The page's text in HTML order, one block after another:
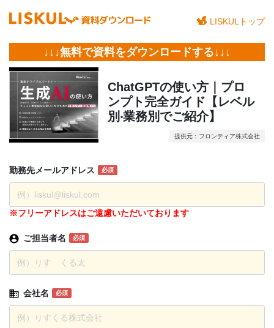
LISKULトップ
↓↓↓無料で資料をダウンロードする↓↓↓
ChatGPTの使い方｜プロ
ンプト完全ガイド【レベル
別‧業務別でご紹介】
提供元：フロンティア株式会社
勤務先メールアドレス 必須
※フリーアドレスはご遠慮いただいております
ご担当者名 必須
会社名 必須